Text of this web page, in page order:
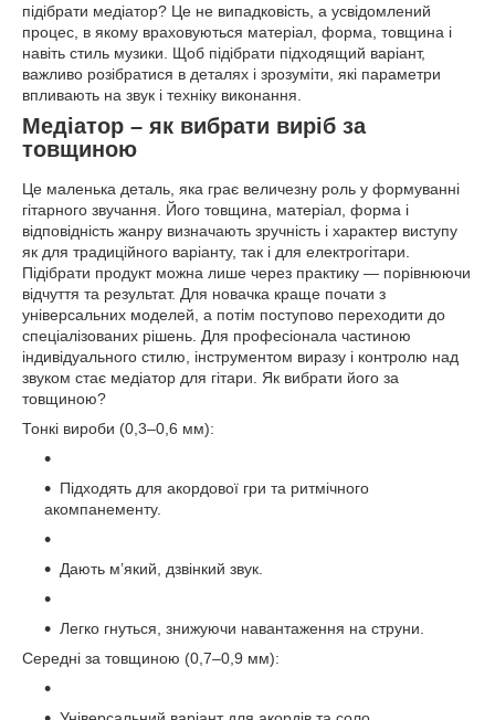
підібрати медіатор? Це не випадковість, а усвідомлений
процес, в якому враховуються матеріал, форма, товщина і
навіть стиль музики. Щоб підібрати підходящий варіант,
важливо розібратися в деталях і зрозуміти, які параметри
впливають на звук і техніку виконання.
Медіатор – як вибрати виріб за
товщиною
Це маленька деталь, яка грає величезну роль у формуванні
гітарного звучання. Його товщина, матеріал, форма і
відповідність жанру визначають зручність і характер виступу
як для традиційного варіанту, так і для електрогітари.
Підібрати продукт можна лише через практику — порівнюючи
відчуття та результат. Для новачка краще почати з
універсальних моделей, а потім поступово переходити до
спеціалізованих рішень. Для професіонала частиною
індивідуального стилю, інструментом виразу і контролю над
звуком стає медіатор для гітари. Як вибрати його за
товщиною?
Тонкі вироби (0,3–0,6 мм):
Підходять для акордової гри та ритмічного
акомпанементу.
Дають м’який, дзвінкий звук.
Легко гнуться, знижуючи навантаження на струни.
Середні за товщиною (0,7–0,9 мм):